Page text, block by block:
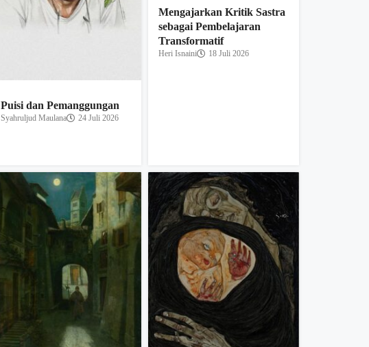
Puisi dan Pemanggungan
Syahruljud Maulana 24 Juli 2026
Mengajarkan Kritik Sastra
sebagai Pembelajaran
Transformatif
Heri Isnaini 18 Juli 2026